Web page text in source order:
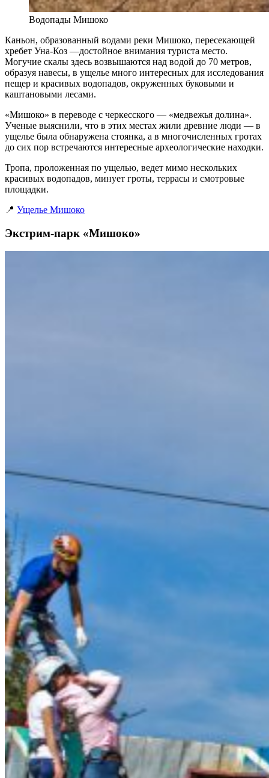
Водопады Мишоко
Каньон, образованный водами реки Мишоко, пересекающей
хребет Уна-Коз —достойное внимания туриста место.
Могучие скалы здесь возвышаются над водой до 70 метров,
образуя навесы, в ущелье много интересных для исследования
пещер и красивых водопадов, окруженных буковыми и
каштановыми лесами.
«Мишоко» в переводе с черкесского — «медвежья долина».
Ученые выяснили, что в этих местах жили древние люди — в
ущелье была обнаружена стоянка, а в многочисленных гротах
до сих пор встречаются интересные археологические находки.
Тропа, проложенная по ущелью, ведет мимо нескольких
красивых водопадов, минует гроты, террасы и смотровые
площадки.
📍 Ущелье Мишоко
Экстрим-парк «Мишоко»